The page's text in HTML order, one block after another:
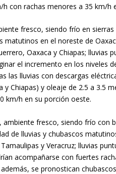
con rachas menores a 35 km/h
fresco, siendo frío en
en el noreste de
Oaxaca y Chiapas; lluvias
el incremento en los niveles
lluvias con descargas
Chiapas) y oleaje de 2.5 a 3.5
km/h en su porción oeste.
fresco, siendo frío con
de lluvias y chubascos
y Veracruz; lluvias
acompañarse con fuertes
se pronostican